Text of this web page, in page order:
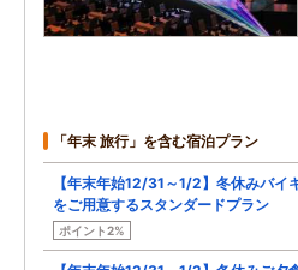
「年末 旅行」を含む宿泊プラン
【年末年始12/31～1/2】冬休みバイ
をご用意するスタンダードプラン
ポイント2%